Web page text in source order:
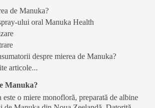
de Manuka?
ului oral Manuka Health
despre mierea de Manuka?
articole...
Manuka?
o miere monofloră, preparată de albine